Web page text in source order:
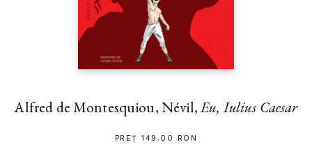
Alfred de Montesquiou, Névil,Eu, Iulius Caesar
PREȚ 149.00 RON